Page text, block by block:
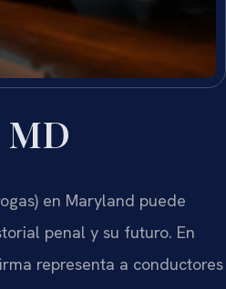
en Maryland puede
penal y su futuro. En
representa a conductores